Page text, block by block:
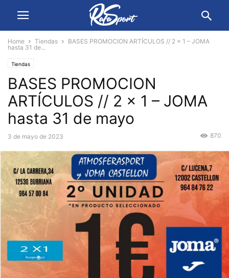
Home Tiendas
BASES PROMOCION ARTÍCULOS // 2 x 1 – JOMA
hasta 31 de...
Tiendas
BASES PROMOCION
ARTÍCULOS // 2 x 1 – JOMA
hasta 31 de mayo
3 de mayo de 2023 870